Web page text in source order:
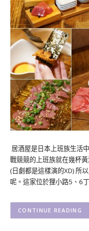
居酒屋是日本上班族生活
戰競競的上班族就在幾杯
(日劇都是這樣演的XD) 所
呢。這家位於狸小路5、6
CONTINUE READING